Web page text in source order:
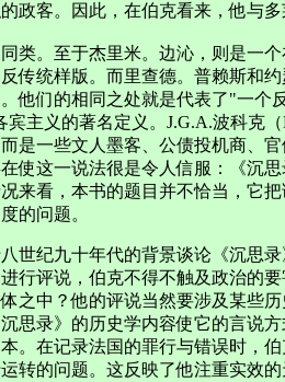
政客。因此，在伯克看来，他与
类。至于杰里米。边沁，则是一
传统样版。而里查德。普赖斯和
他们的相同之处就是代表了"一个
宾主义的著名定义。J.G.A.波科克
是一些文人墨客、公债投机商、
使这一说法很是令人信服：《沉
来看，本书的题目并不恰当，它
的问题。
纪九十年代的背景谈论《沉思录
行评说，伯克不得不触及政治的
之中？他的评说当然要涉及某些
思录》的历史学内容使它的言说
。在记录法国的罪行与错误时，
转的问题。这反映了他注重实效